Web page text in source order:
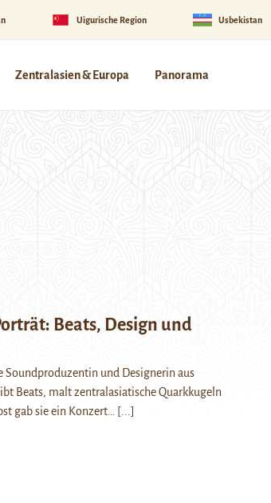
Uigurische Region Usbekistan
Zentralasien & Europa Panorama
Beats, Design und
Soundproduzentin und Designerin aus
Beats, malt zentralasiatische Quarkkugeln
gab sie ein Konzert…
[...]